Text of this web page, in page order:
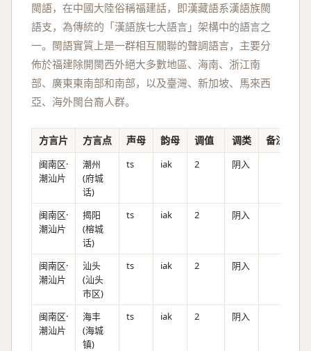
閩語，在中國大陸俗稱福建話，即漢藏語系漢語族閩
語支，為傳統的「漢語族七大語言」架構中的語言之
一。閩語實質上是一群相互關聯的聲調語言，主要分
佈於福建除開閩西外絕大多數地區、海南、浙江南
部、廣東東南部和南部，以及臺灣、新加坡、馬來西
亞、海外閩台裔人群。
方言片 方言点 声母 韵母 调值 调类 备注
闽南区·
潮汕片
潮州
(府城
话)
ts iak 2 阴入
闽南区·
潮汕片
揭阳
(榕城
话)
ts iak 2 阴入
闽南区·
潮汕片
汕头
(汕头
市区)
ts iak 2 阴入
闽南区·
潮汕片
海丰
(海城
镇)
ts iak 2 阴入